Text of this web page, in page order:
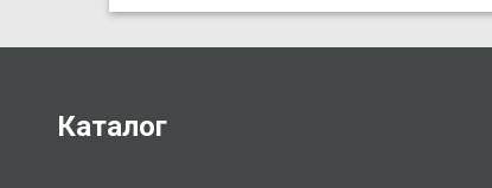
Каталог